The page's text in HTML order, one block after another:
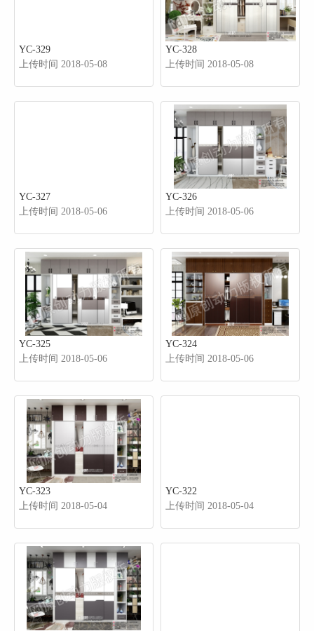
YC-329
上传时间 2018-05-08
YC-328
上传时间 2018-05-08
YC-327
上传时间 2018-05-06
YC-326
上传时间 2018-05-06
YC-325
上传时间 2018-05-06
YC-324
上传时间 2018-05-06
YC-323
上传时间 2018-05-04
YC-322
上传时间 2018-05-04